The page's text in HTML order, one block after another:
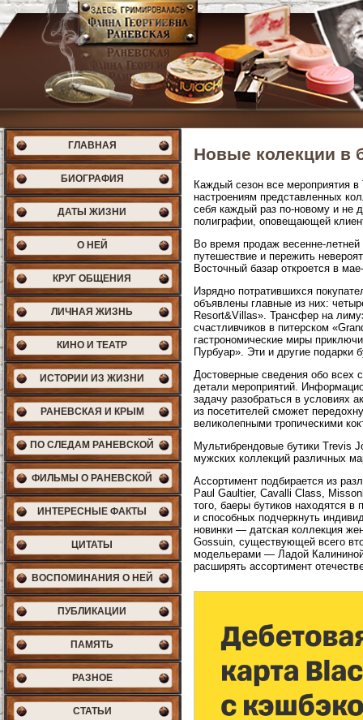
ГЛАВНАЯ
БИОГРАФИЯ
ДАТЫ ЖИЗНИ
О НЕЙ
КРУГ ОБЩЕНИЯ
ЛИЧНАЯ ЖИЗНЬ
КИНО И ТЕАТР
ИСТОРИИ ИЗ ЖИЗНИ
РАНЕВСКАЯ И КРЫМ
ПО СЛЕДАМ РАНЕВСКОЙ
ФИЛЬМЫ О РАНЕВСКОЙ
ИНТЕРЕСНЫЕ ФАКТЫ
ЦИТАТЫ
ВОСПОМИНАНИЯ О НЕЙ
ПУБЛИКАЦИИ
ПАМЯТЬ
РАЗНОЕ
СТАТЬИ
Новые колекции в
Каждый сезон все мероприятия
настроениям представленных
себя каждый раз по-новому и не
полиграфии, оповещающей
Во время продаж весенне-
путешествие и пережить
Восточный базар откроется в
Изрядно потратившихся
объявлены главные из них:
Resort&Villas». Трансфер на
счастливчиков в питерском
гастрономические миры
Пурбуар». Эти и другие подарки
Достоверные сведения обо всех
детали мероприятий.
задачу разобраться в условиях
из посетителей сможет
великолепными тропическими
Мультибрендовые бутики Trevis
мужских коллекций различных
Ассортимент подбирается из
Paul Gaultier, Cavalli Class,
того, баеры бутиков находятся
и способных подчеркнуть
новинки — датская коллекция
Gossuin, существующей всего
модельерами — Ладой
расширять ассортимент